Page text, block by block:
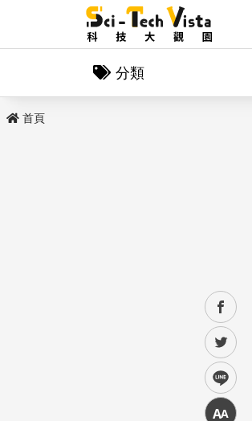
分類
首頁
facebook
twitter
line
中